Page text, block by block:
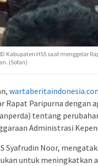
Kabupaten HSS saat menggelar
(Sofan)
Rapat Paripurna dengan
tentang
Administrasi
Syafrudin Noor,
untuk meningkatkan